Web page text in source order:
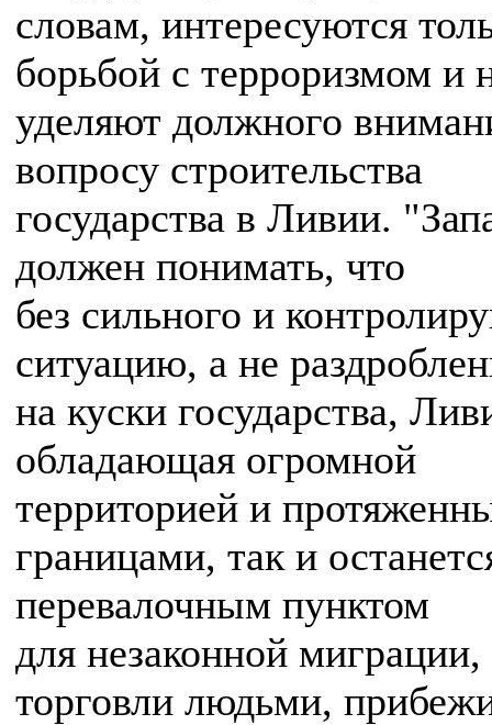
словам, интересуются
борьбой с терроризмом и
уделяют должного
вопросу строительства
государства в Ливии.
должен понимать, что
без сильного и
ситуацию, а не
на куски государства,
обладающая огромной
территорией и
границами, так и
перевалочным пунктом
для незаконной
торговли людьми,